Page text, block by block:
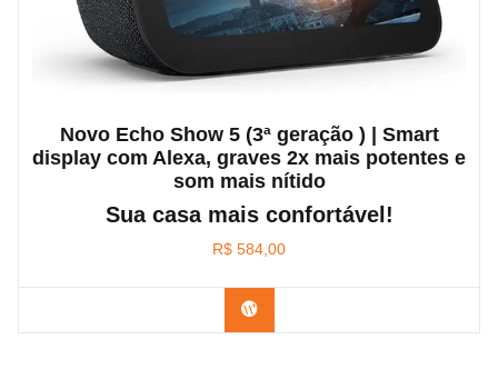
Novo Echo Show 5 (3ª geração ) | Smart
display com Alexa, graves 2x mais potentes e
som mais nítido
Sua casa mais confortável!
R$ 584,00
Confira na Amazon